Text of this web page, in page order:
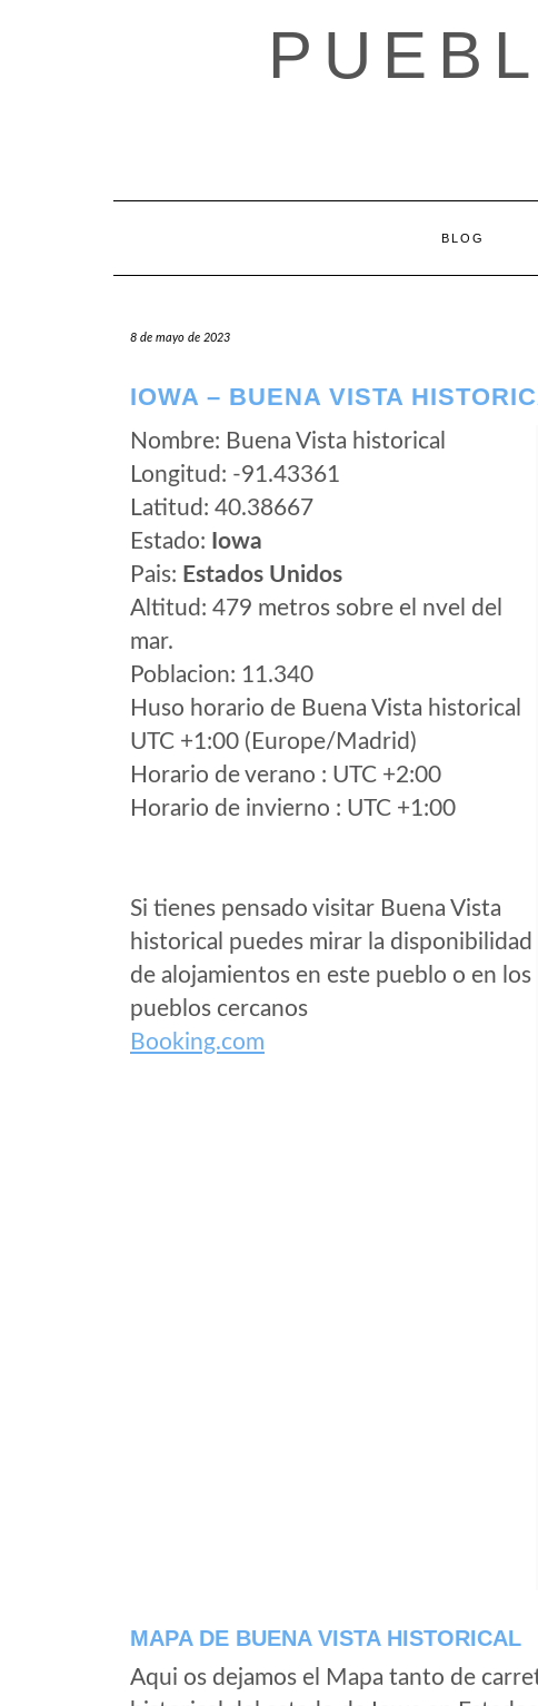
BLOG
8 de mayo de 2023
IOWA – BUENA VISTA
Nombre: Buena Vista historical
Longitud: -91.43361
Latitud: 40.38667
Estado: Iowa
Pais: Estados Unidos
Altitud: 479 metros sobre el nvel del
mar.
Poblacion: 11.340
Huso horario de Buena Vista historical
UTC +1:00 (Europe/Madrid)
Horario de verano : UTC +2:00
Horario de invierno : UTC +1:00
Si tienes pensado visitar Buena Vista
historical puedes mirar la disponibilidad
de alojamientos en este pueblo o en los
pueblos cercanos
Booking.com
MAPA DE BUENA VISTA HISTORICAL
Aqui os dejamos el Mapa tanto de